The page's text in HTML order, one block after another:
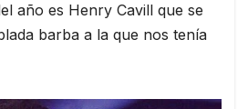
año es Henry Cavill que se
barba a la que nos tenía